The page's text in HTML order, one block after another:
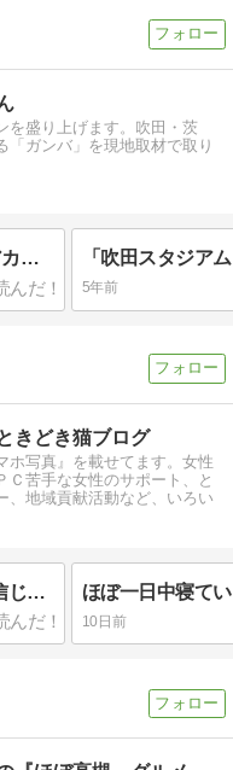
を盛り上げます。吹田・茨
「ガンバ」を現地取材で取り
東京五輪代表•林大地選手(ガンバアカデミー出身)の横断幕を訪ねて【ほくせつ青黒トピック】’21
5年前
きどき猫ブログ
ホ写真』を載せてます。女性
Ｃ苦手な女性のサポート、と
、地域貢献活動など、いろい
努力すればなんとかなりそうだと信じて頑張っていることの一つはこれ
10日前